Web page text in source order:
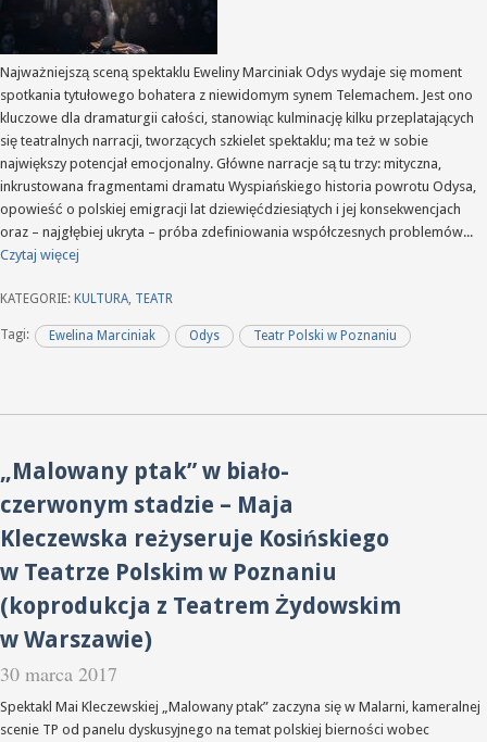
Najważniejszą sceną spektaklu Eweliny Marciniak Odys wydaje się moment
spotkania tytułowego bohatera z niewidomym synem Telemachem. Jest ono
kluczowe dla dramaturgii całości, stanowiąc kulminację kilku przeplatających
się teatralnych narracji, tworzących szkielet spektaklu; ma też w sobie
największy potencjał emocjonalny. Główne narracje są tu trzy: mityczna,
inkrustowana fragmentami dramatu Wyspiańskiego historia powrotu Odysa,
opowieść o polskiej emigracji lat dziewięćdziesiątych i jej konsekwencjach
oraz – najgłębiej ukryta – próba zdefiniowania współczesnych problemów...
Czytaj więcej
KATEGORIE: KULTURA, TEATR
Tagi: Ewelina Marciniak Odys Teatr Polski w Poznaniu
„Malowany ptak” w biało-
czerwonym stadzie – Maja
Kleczewska reżyseruje Kosińskiego
w Teatrze Polskim w Poznaniu
(koprodukcja z Teatrem Żydowskim
w Warszawie)
30 marca 2017
Spektakl Mai Kleczewskiej „Malowany ptak” zaczyna się w Malarni, kameralnej
scenie TP od panelu dyskusyjnego na temat polskiej bierności wobec